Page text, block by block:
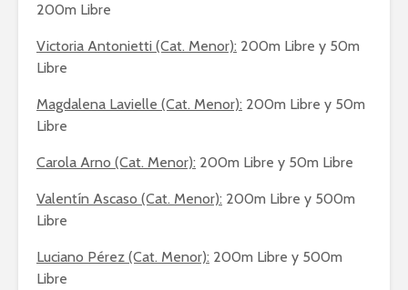
200m Libre
Victoria Antonietti (Cat. Menor): 200m Libre y 50m
Libre
Magdalena Lavielle (Cat. Menor): 200m Libre y 50m
Libre
Carola Arno (Cat. Menor): 200m Libre y 50m Libre
Valentín Ascaso (Cat. Menor): 200m Libre y 500m
Libre
Luciano Pérez (Cat. Menor): 200m Libre y 500m
Libre